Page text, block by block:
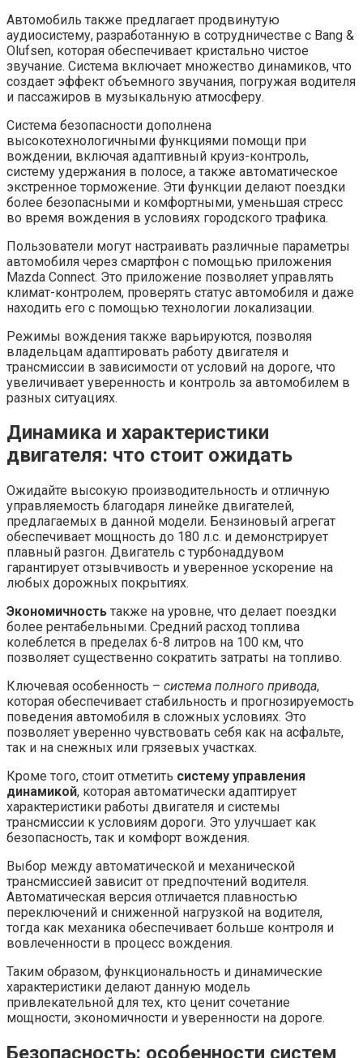
Автомобиль также предлагает продвинутую
аудиосистему, разработанную в сотрудничестве с Bang &
Olufsen, которая обеспечивает кристально чистое
звучание. Система включает множество динамиков, что
создает эффект объемного звучания, погружая водителя
и пассажиров в музыкальную атмосферу.
Система безопасности дополнена
высокотехнологичными функциями помощи при
вождении, включая адаптивный круиз-контроль,
систему удержания в полосе, а также автоматическое
экстренное торможение. Эти функции делают поездки
более безопасными и комфортными, уменьшая стресс
во время вождения в условиях городского трафика.
Пользователи могут настраивать различные параметры
автомобиля через смартфон с помощью приложения
Mazda Connect. Это приложение позволяет управлять
климат-контролем, проверять статус автомобиля и даже
находить его с помощью технологии локализации.
Режимы вождения также варьируются, позволяя
владельцам адаптировать работу двигателя и
трансмиссии в зависимости от условий на дороге, что
увеличивает уверенность и контроль за автомобилем в
разных ситуациях.
Динамика и характеристики
двигателя: что стоит ожидать
Ожидайте высокую производительность и отличную
управляемость благодаря линейке двигателей,
предлагаемых в данной модели. Бензиновый агрегат
обеспечивает мощность до 180 л.с. и демонстрирует
плавный разгон. Двигатель с турбонаддувом
гарантирует отзывчивость и уверенное ускорение на
любых дорожных покрытиях.
Экономичность также на уровне, что делает поездки
более рентабельными. Средний расход топлива
колеблется в пределах 6-8 литров на 100 км, что
позволяет существенно сократить затраты на топливо.
Ключевая особенность – система полного привода,
которая обеспечивает стабильность и прогнозируемость
поведения автомобиля в сложных условиях. Это
позволяет уверенно чувствовать себя как на асфальте,
так и на снежных или грязевых участках.
Кроме того, стоит отметить систему управления
динамикой, которая автоматически адаптирует
характеристики работы двигателя и системы
трансмиссии к условиям дороги. Это улучшает как
безопасность, так и комфорт вождения.
Выбор между автоматической и механической
трансмиссией зависит от предпочтений водителя.
Автоматическая версия отличается плавностью
переключений и сниженной нагрузкой на водителя,
тогда как механика обеспечивает больше контроля и
вовлеченности в процесс вождения.
Таким образом, функциональность и динамические
характеристики делают данную модель
привлекательной для тех, кто ценит сочетание
мощности, экономичности и уверенности на дороге.
Безопасность: особенности систем